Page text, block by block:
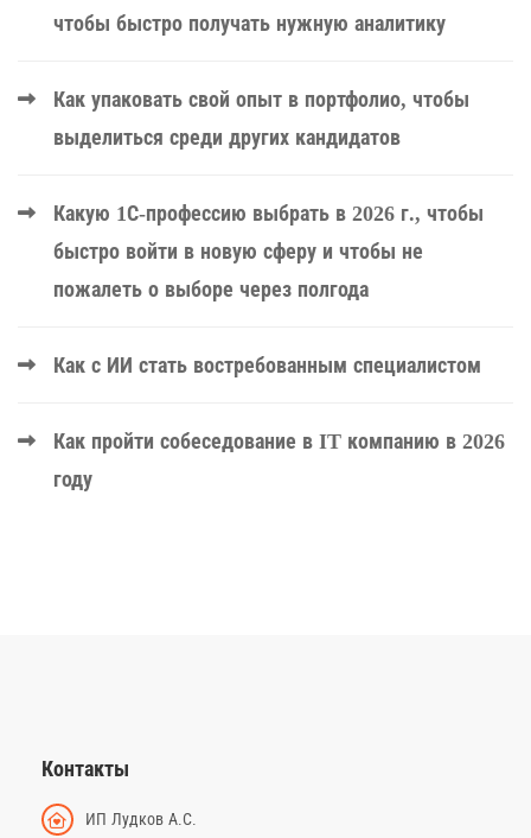
чтобы быстро получать нужную аналитику
Как упаковать свой опыт в портфолио, чтобы
выделиться среди других кандидатов
Какую 1С-профессию выбрать в 2026 г., чтобы
быстро войти в новую сферу и чтобы не
пожалеть о выборе через полгода
Как с ИИ стать востребованным специалистом
Как пройти собеседование в IT компанию в 2026
году
Контакты
ИП Лудков А.С.